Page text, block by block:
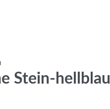
Stein-hellblau